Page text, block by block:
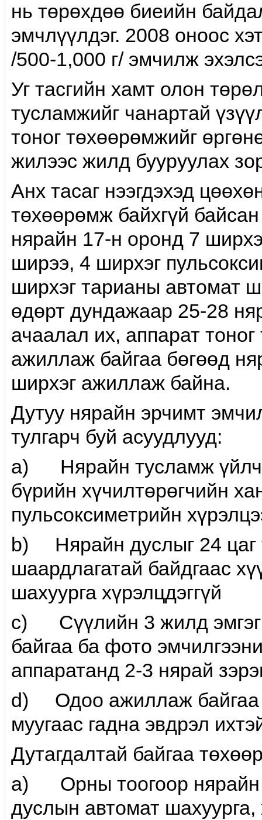
нь төрөхдөө биеийн
эмчлүүлдэг. 2008 оноос
/500-1,000 г/ эмчилж
Уг тасгийн хамт олон
тусламжийг чанартай
тоног төхөөрөмжийг
жилээс жилд бууруулах
Анх тасаг нээгдэхэд
төхөөрөмж байхгүй
нярайн 17-н оронд 7
ширээ, 4 ширхэг
ширхэг тарианы автомат
өдөрт дундажаар 25-28
ачаалал их, аппарат
ажиллаж байгаа бөгөөд
ширхэг ажиллаж байна.
Дутуу нярайн эрчимт
тулгарч буй асуудлууд:
a) Нярайн тусламж
бүрийн хүчилтөрөгчийн
пульсоксиметрийн
b) Нярайн дуслыг 24 цаг
шаардлагатай байдгаас
шахуурга хүрэлцдэггүй
c) Сүүлийн 3 жилд эмгэг
байгаа ба фото
аппаратанд 2-3 нярай
d) Одоо ажиллаж байгаа
муугаас гадна эвдрэл
Дутагдалтай байгаа
a) Орны тоогоор нярайн
дуслын автомат шахуурга,